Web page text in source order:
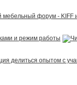
мебельный форум - KIFF
и режим работы
делиться опытом с